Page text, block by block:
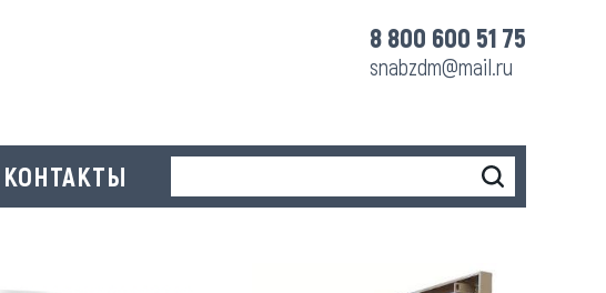
8 800 600 51 75
snabzdm@mail.ru
КОНТАКТЫ